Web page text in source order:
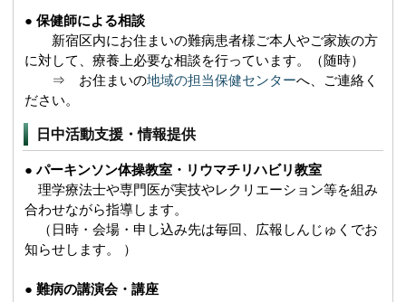
●保健師による相談
新宿区内にお住まいの難病患者様ご本人やご家族の方
に対して、療養上必要な相談を行っています。（随時）
⇒ お住まいの地域の担当保健センターへ、ご連絡く
ださい。
日中活動支援・情報提供
●パーキンソン体操教室・リウマチリハビリ教室
理学療法士や専門医が実技やレクリエーション等を組み
合わせながら指導します。
（日時・会場・申し込み先は毎回、広報しんじゅくでお
知らせします。 ）
●難病の講演会・講座